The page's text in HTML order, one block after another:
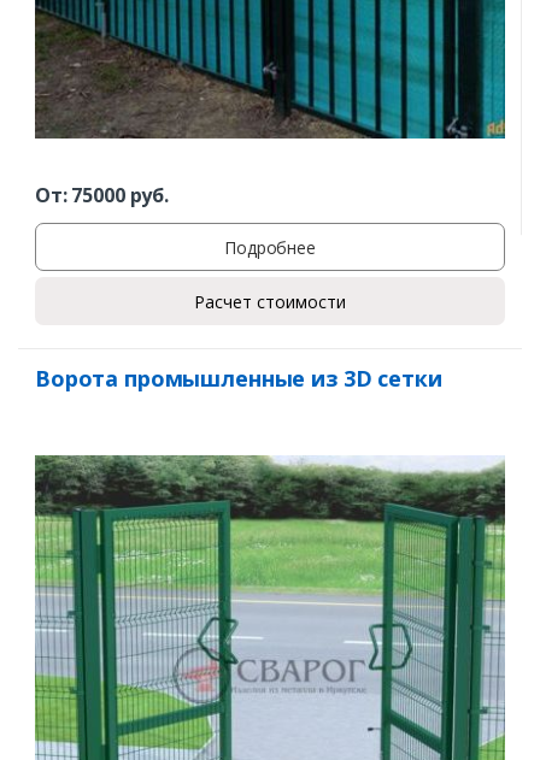
Заказать
Ваше имя*
Ваш телефон*
От:75000руб.
Подробнее
Расчет стоимости
Ворота промышленные из 3D сетки